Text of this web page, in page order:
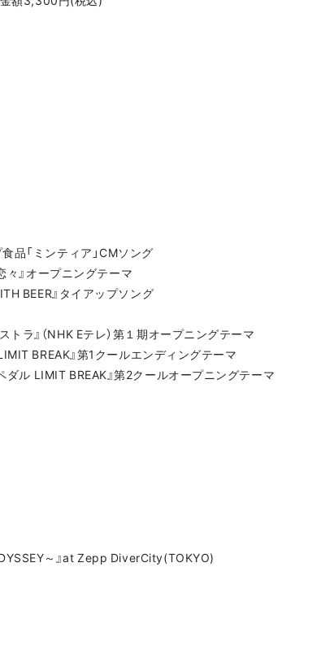
「ミンティア」CMソング
』オープニングテーマ
BEER』タイアップソング
』（NHK Eテレ）第１期オープニングテーマ
BREAK』第1クールエンディングテーマ
ル LIMIT BREAK』第2クールオープニングテーマ
～』at Zepp DiverCity(TOKYO)